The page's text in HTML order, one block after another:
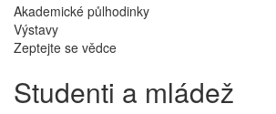
Akademické půlhodinky
Výstavy
Zeptejte se vědce
Studenti a mládež